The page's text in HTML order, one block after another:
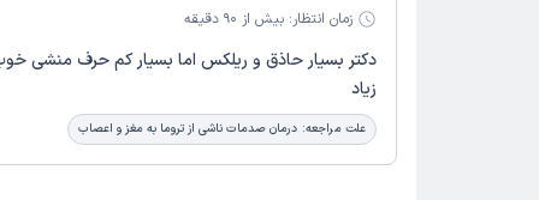
زمان انتظار: بیش از 90 دقیقه
دکتر بسیار حاذق و ریلکس اما بسیار کم حرف منشی
زیاد
علت مراجعه: درمان صدمات ناشی از تروما به مغز و اعصاب